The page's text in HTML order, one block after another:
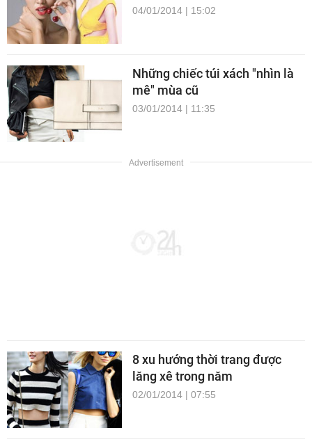
04/01/2014 | 15:02
Những chiếc túi xách "nhìn là
mê" mùa cũ
03/01/2014 | 11:35
8 xu hướng thời trang được
lăng xê trong năm
02/01/2014 | 07:55